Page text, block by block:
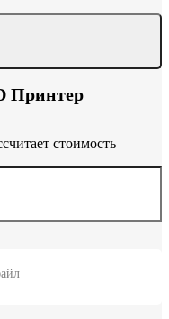
Принтер
стоимость